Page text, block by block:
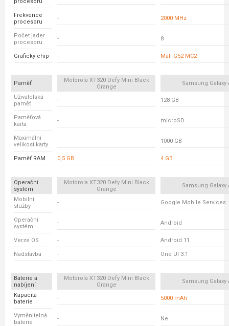
Frekvence
procesoru
- 2000 MHz
Počet jader
procesoru
- 8
Grafický chip - Mali-G52 MC2
Paměť
Motorola XT320 Defy Mini Black
Orange
Samsung Galaxy
Uživatelská
paměť
- 128 GB
Paměťová
karta
- microSD
Maximální
velikost karty
- 1000 GB
Paměť RAM 0,5 GB 4 GB
Operační
systém
Motorola XT320 Defy Mini Black
Orange
Samsung Galaxy
Mobilní
služby
- Google Mobile Services
Operační
systém
- Android
Verze OS - Android 11
Nadstavba - One UI 3.1
Baterie a
nabíjení
Motorola XT320 Defy Mini Black
Orange
Samsung Galaxy
Kapacita
baterie
- 5000 mAh
Vyměnitelná
baterie
- Ne